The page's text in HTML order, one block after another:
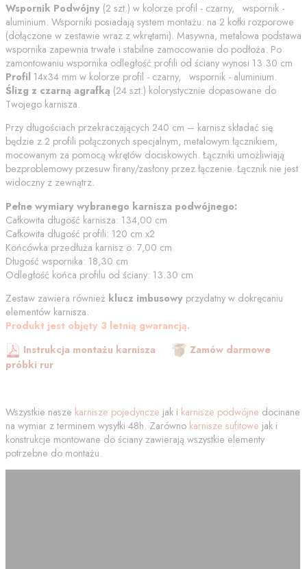
Wspornik Podwójny (2 szt.) w kolorze profil - czarny, wspornik -
aluminium. Wsporniki posiadają system montażu: na 2 kołki rozporowe
(dołączone w zestawie wraz z wkrętami). Masywna, metalowa podstawa
wspornika zapewnia trwałe i stabilne zamocowanie do podłoża. Po
zamontowaniu wspornika odległość profili od ściany wynosi 13.30 cm
Profil 14x34 mm w kolorze profil - czarny, wspornik - aluminium.
Ślizg z czarną agrafką (24 szt.) kolorystycznie dopasowane do
Twojego karnisza.
Przy długościach przekraczających 240 cm – karnisz składać się
będzie z 2 profili połączonych specjalnym, metalowym łącznikiem,
mocowanym za pomocą wkrętów dociskowych. Łączniki umożliwiają
bezproblemowy przesuw firany/zasłony przez łączenie. Łącznik nie jest
widoczny z zewnątrz.
Pełne wymiary wybranego karnisza podwójnego:
Całkowita długość karnisza: 134,00 cm
Całkowita długość profili: 120 cm x2
Końcówka przedłuża karnisz o: 7,00 cm
Długość wspornika: 18,30 cm
Odległość końca profilu od ściany: 13.30 cm
Zestaw zawiera również klucz imbusowy przydatny w dokręcaniu
elementów karnisza.
Produkt jest objęty 3 letnią gwarancją.
Instrukcja montażu karnisza
Zamów darmowe
próbki rur
Wszystkie nasze karnisze pojedyncze jak i karnisze podwójne docinane
na wymiar z terminem wysyłki 48h. Zarówno karnisze sufitowe jak i
konstrukcje montowane do ściany zawierają wszystkie elementy
potrzebne do montażu.